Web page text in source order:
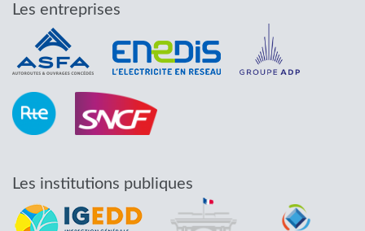
Les entreprises
Les institutions publiques